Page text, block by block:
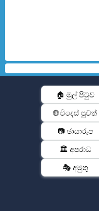
🏠 මුල් පිටුව
🌐 විදෙස් පුවත්
📷 ඡායාරූප
🏛️ අපරාධ
🎭 අමුතු